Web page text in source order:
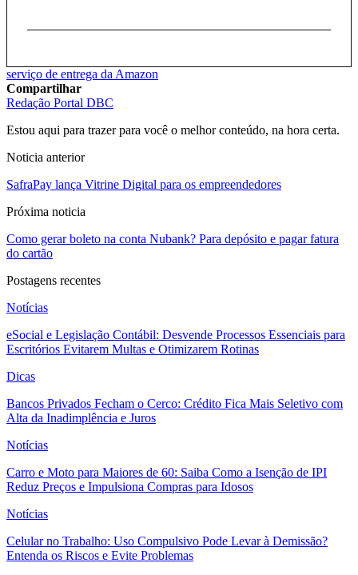
serviço de entrega da Amazon
Compartilhar
Redação Portal DBC
Estou aqui para trazer para você o melhor conteúdo, na hora certa.
Noticia anterior
SafraPay lança Vitrine Digital para os empreendedores
Próxima noticia
Como gerar boleto na conta Nubank? Para depósito e pagar fatura
do cartão
Postagens recentes
Notícias
eSocial e Legislação Contábil: Desvende Processos Essenciais para
Escritórios Evitarem Multas e Otimizarem Rotinas
Dicas
Bancos Privados Fecham o Cerco: Crédito Fica Mais Seletivo com
Alta da Inadimplência e Juros
Notícias
Carro e Moto para Maiores de 60: Saiba Como a Isenção de IPI
Reduz Preços e Impulsiona Compras para Idosos
Notícias
Celular no Trabalho: Uso Compulsivo Pode Levar à Demissão?
Entenda os Riscos e Evite Problemas